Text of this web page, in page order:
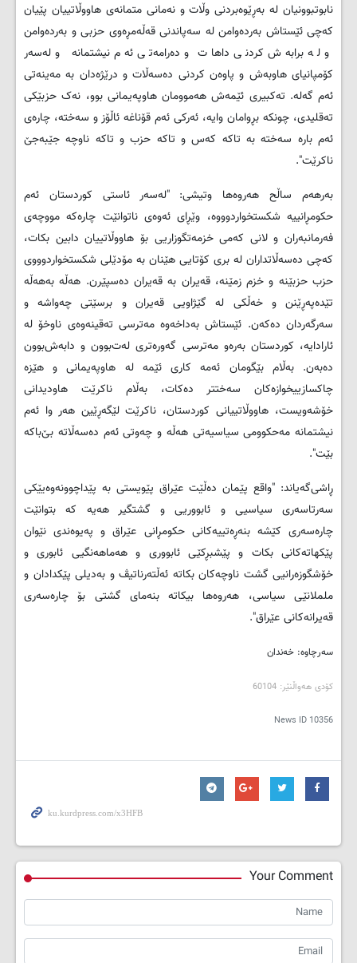
نابوتبوونیان له‌ به‌ڕێوه‌بردنی وڵات و نه‌مانی متمانه‌ی هاووڵاتییان پێیان
كه‌چی ئێستاش به‌رده‌وامن له‌ سه‌پاندنی قه‌ڵه‌مڕه‌وی حزبی و به‌رده‌وامن
و له ‌برابه‌ش كردنی داهات و ده‌رامه‌تی ئه‌م نیشتمانه‌ و له‌سه‌ر
كۆمپانیای هاوبه‌ش و پاوه‌ن كردنی ده‌سه‌ڵات و درێژه‌دان به‌ مه‌ینه‌تی
ئه‌م گه‌له‌. ته‌كبیری ئێمه‌ش هه‌موومان هاوپه‌یمانی بوو، نه‌ک حزبێكی
ته‌قلیدی، چونكه‌ بڕوامان وایه‌، ئه‌ركی ئه‌م قۆناغه‌ ئاڵۆز و سه‌خته‌، چاره‌ی
ئه‌م باره‌ سه‌خته‌ به ‌تاكه‌ كه‌س و تاكه‌ حزب و تاكه‌ ناوچه‌ جێبه‌جێ
ناكرێت".
به‌رهه‌م ساڵح هه‌روه‌ها وتیشی: "له‌سه‌ر ئاستی كوردستان ئه‌م
حكومڕانییه‌ شكستخواردوووه‌، وێڕای ئه‌وه‌ی ناتوانێت چاره‌كه‌ مووچه‌ی
فه‌رمانبه‌ران و لانی كه‌می خزمه‌تگوزاریی بۆ هاووڵاتییان دابین بكات،
كه‌چی ده‌سه‌ڵاتداران له ‌بری كۆتایی هێنان به‌ مۆدێلی شكستخواردوووی
حزب حزبێنه‌ و خزم زمێنه‌، قه‌یران به ‌قه‌یران ده‌سپێرن. هه‌ڵه‌ به‌هه‌ڵه‌
تێده‌په‌ڕێنن و خه‌ڵكی له‌ گێژاویی قه‌یران و برسێتی چه‌واشه‌ و
سه‌رگه‌ردان ده‌كه‌ن. ئێستاش به‌داخه‌وه‌ مه‌ترسی ته‌قینه‌وه‌ی ناوخۆ له
‌ئارادایه‌، كوردستان به‌ره‌و مه‌ترسی گه‌وره‌تری له‌ت‌بوون و دابه‌ش‌بوون
ده‌به‌ن. به‌ڵام بێگومان ئه‌مه‌ كاری ئێمه‌ له‌ هاوپه‌یمانی و هێزه‌
چاكسازییخوازه‌كان سه‌ختتر ده‌كات، به‌ڵام ناكرێت هاودیدانی
خۆشه‌ویست، هاووڵاتییانی كوردستان، ناكرێت لێگه‌ڕێین هه‌ر وا ئه‌م
نیشتمانه‌ مه‌حكوومی سیاسیه‌تی هه‌ڵه‌ و چه‌وتی ئه‌م ده‌سه‌ڵاته‌ بێ‌باكه‌
بێت".
ڕاشی‌گه‌یاند: "واقع پێمان ده‌ڵێت عێراق پێویستی به‌ پێداچوونه‌وه‌یێكی
سه‌رتاسه‌ری سیاسیی و ئابووریی و گشتگیر هه‌یه‌ كه‌ بتوانێت
چاره‌سه‌ری كێشه‌ بنه‌ڕه‌تییه‌كانی حكومڕانی عێراق و په‌یوه‌ندی نێوان
پێكهاته‌كانی بكات و پێشبڕكێی ئابووری و هه‌ماهه‌نگیی ئابوری و
خۆشگوزه‌رانیی گشت ناوچه‌كان بكاته‌ ئه‌ڵته‌رناتیڤ و به‌دیلی پێكدادان و
ململانێی سیاسی، هه‌روه‌ها بیكاته‌ بنه‌مای گشتی بۆ چاره‌سه‌ری
قه‌یرانه‌كانی عێراق".
سه‌رچاوه‌: خه‌ندان
کۆدی هه‌واڵنێر: 60104
News ID 10356
Your Comment